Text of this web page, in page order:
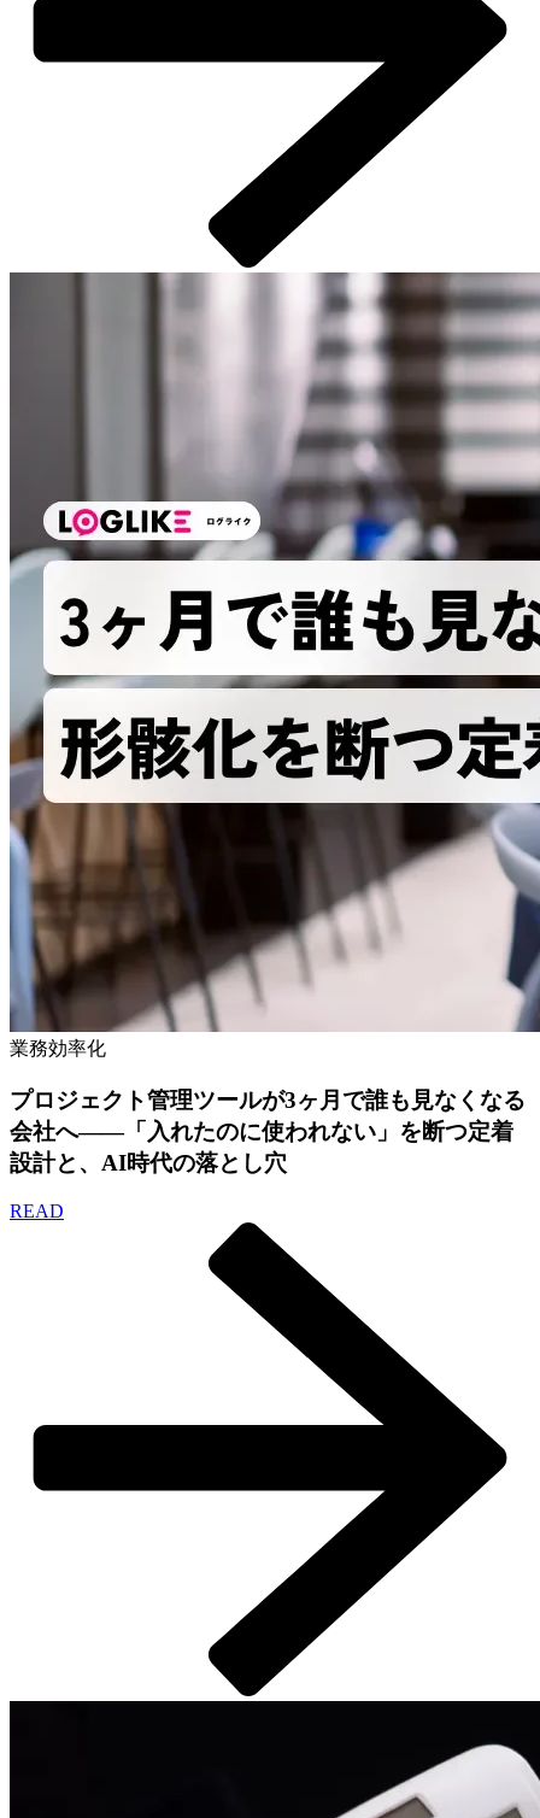
業務効率化
プロジェクト管理ツールが3ヶ月で誰も見なくなる
会社へ——「入れたのに使われない」を断つ定着
設計と、AI時代の落とし穴
READ